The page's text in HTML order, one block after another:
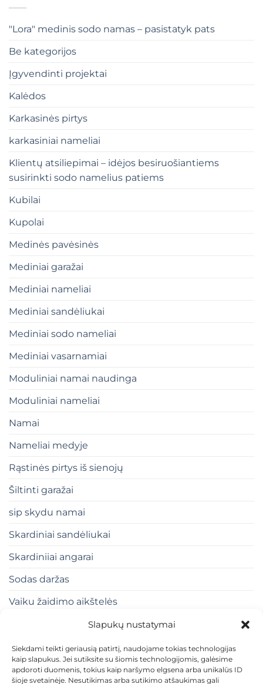
Slapukų nustatymai
Siekdami teikti geriausią patirtį, naudojame tokias technologijas
kaip slapukus. Jei sutiksite su šiomis technologijomis, galėsime
apdoroti duomenis, tokius kaip naršymo elgsena arba unikalūs ID
šioje svetainėje. Nesutikimas arba sutikimo atšaukimas gali
"Lora" medinis sodo namas – pasistatyk pats
Be kategorijos
Įgyvendinti projektai
Kalėdos
Karkasinės pirtys
karkasiniai nameliai
Klientų atsiliepimai – idėjos besiruošiantiems
susirinkti sodo namelius patiems
Kubilai
Kupolai
Medinės pavėsinės
Mediniai garažai
Mediniai nameliai
Mediniai sandėliukai
Mediniai sodo nameliai
Mediniai vasarnamiai
Moduliniai namai naudinga
Moduliniai nameliai
Namai
Nameliai medyje
Rąstinės pirtys iš sienojų
Šiltinti garažai
sip skydu namai
Skardiniai sandėliukai
Skardiniiai angarai
Sodas daržas
Vaiku žaidimo aikštelės